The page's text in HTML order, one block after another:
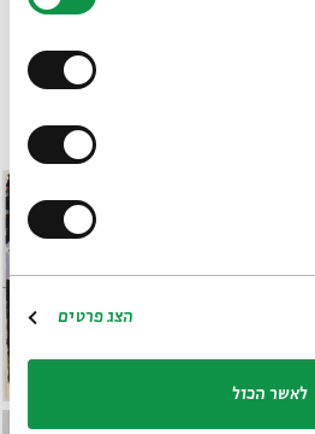
הצג פרטים
לאשר הכול